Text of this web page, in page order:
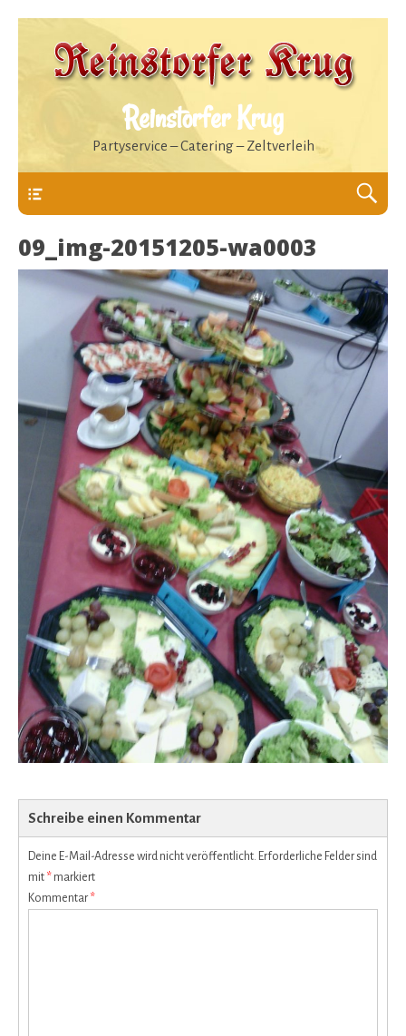
Reinstorfer Krug
Partyservice – Catering – Zeltverleih
09_img-20151205-wa0003
Schreibe einen Kommentar
Deine E-Mail-Adresse wird nicht veröffentlicht. Erforderliche Felder sind
mit * markiert
Kommentar*